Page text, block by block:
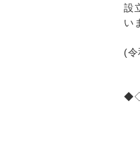
設
い
(令